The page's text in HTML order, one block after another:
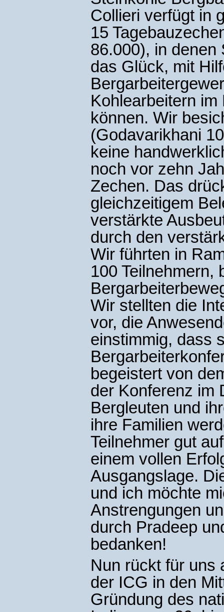
Collieri verfügt in
15
86.000), in denen
das Glück, mit
Kohlearbeitern
können. Wir
(Godavarikhani
keine
noch vor zehn
Zechen. Das
gleichzeitigem
verstärkte
durch den
Wir führten in
100 Teilnehmern,
Wir stellten die
vor, die
einstimmig, dass
begeistert von
der Konferenz im
Bergleuten und
ihre Familien
Teilnehmer gut
einem vollen
Ausgangslage.
und ich möchte
Anstrengungen
durch Pradeep
bedanken!
Nun rückt für uns
der ICG in den
Gründung des